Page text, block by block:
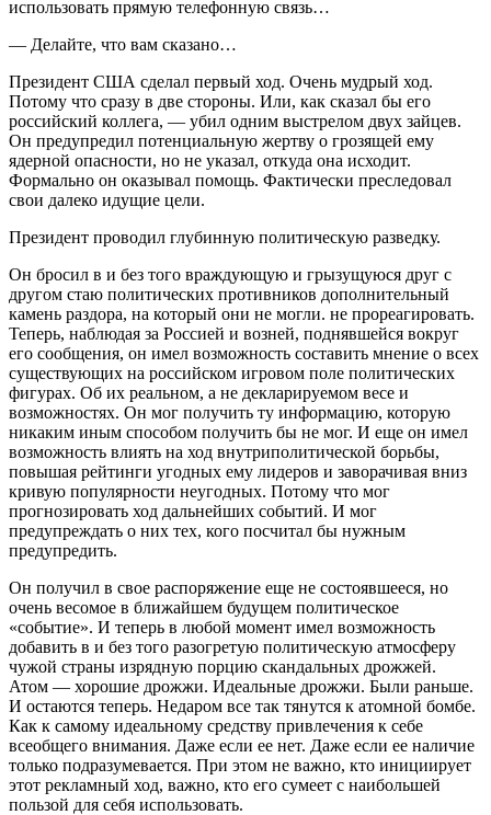
использовать прямую телефонную связь…
— Делайте, что вам сказано…
Президент США сделал первый ход. Очень мудрый ход.
Потому что сразу в две стороны. Или, как сказал бы его
российский коллега, — убил одним выстрелом двух зайцев.
Он предупредил потенциальную жертву о грозящей ему
ядерной опасности, но не указал, откуда она исходит.
Формально он оказывал помощь. Фактически преследовал
свои далеко идущие цели.
Президент проводил глубинную политическую разведку.
Он бросил в и без того враждующую и грызущуюся друг с
другом стаю политических противников дополнительный
камень раздора, на который они не могли. не прореагировать.
Теперь, наблюдая за Россией и возней, поднявшейся вокруг
его сообщения, он имел возможность составить мнение о всех
существующих на российском игровом поле политических
фигурах. Об их реальном, а не декларируемом весе и
возможностях. Он мог получить ту информацию, которую
никаким иным способом получить бы не мог. И еще он имел
возможность влиять на ход внутриполитической борьбы,
повышая рейтинги угодных ему лидеров и заворачивая вниз
кривую популярности неугодных. Потому что мог
прогнозировать ход дальнейших событий. И мог
предупреждать о них тех, кого посчитал бы нужным
предупредить.
Он получил в свое распоряжение еще не состоявшееся, но
очень весомое в ближайшем будущем политическое
«событие». И теперь в любой момент имел возможность
добавить в и без того разогретую политическую атмосферу
чужой страны изрядную порцию скандальных дрожжей.
Атом — хорошие дрожжи. Идеальные дрожжи. Были раньше.
И остаются теперь. Недаром все так тянутся к атомной бомбе.
Как к самому идеальному средству привлечения к себе
всеобщего внимания. Даже если ее нет. Даже если ее наличие
только подразумевается. При этом не важно, кто инициирует
этот рекламный ход, важно, кто его сумеет с наибольшей
пользой для себя использовать.